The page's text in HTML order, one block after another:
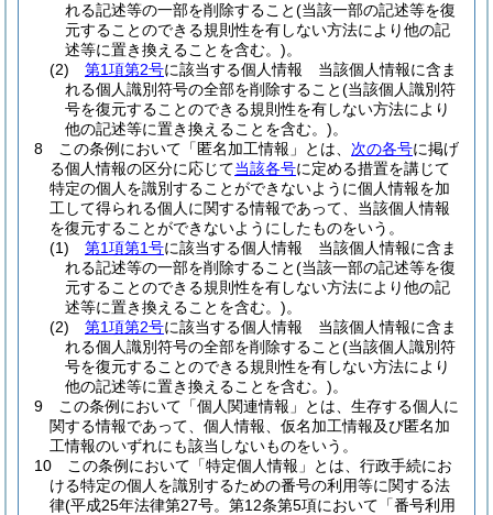
れる記述等の一部を削除すること(当該一部の記述等を復
元することのできる規則性を有しない方法により他の記
述等に置き換えることを含む。)。
(2)
第1項第2号に該当する個人情報 当該個人情報に含ま
れる個人識別符号の全部を削除すること(当該個人識別符
号を復元することのできる規則性を有しない方法により
他の記述等に置き換えることを含む。)。
8
この条例において「匿名加工情報」とは、 次の各号に掲げ
る個人情報の区分に応じて当該各号に定める措置を講じて
特定の個人を識別することができないように個人情報を加
工して得られる個人に関する情報であって、当該個人情報
を復元することができないようにしたものをいう。
(1)
第1項第1号に該当する個人情報 当該個人情報に含ま
れる記述等の一部を削除すること(当該一部の記述等を復
元することのできる規則性を有しない方法により他の記
述等に置き換えることを含む。)。
(2)
第1項第2号に該当する個人情報 当該個人情報に含ま
れる個人識別符号の全部を削除すること(当該個人識別符
号を復元することのできる規則性を有しない方法により
他の記述等に置き換えることを含む。)。
9
この条例において「個人関連情報」とは、生存する個人に
関する情報であって、個人情報、仮名加工情報及び匿名加
工情報のいずれにも該当しないものをいう。
10
この条例において「特定個人情報」とは、行政手続にお
ける特定の個人を識別するための番号の利用等に関する法
律(平成25年法律第27号。第12条第5項において「番号利用